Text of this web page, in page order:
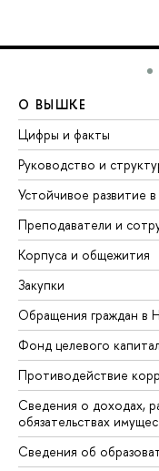
О ВЫШКЕ
Цифры и факты
Руководство и
Устойчивое развитие
Преподаватели и
Корпуса и общежития
Закупки
Обращения граждан
Фонд целевого
Противодействие
Сведения о доходах,
обязательствах
Сведения об